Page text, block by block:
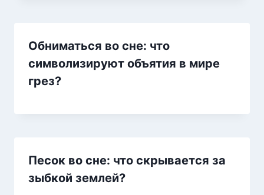
Обниматься во сне: что
символизируют объятия в мире
грез?
Песок во сне: что скрывается за
зыбкой землей?